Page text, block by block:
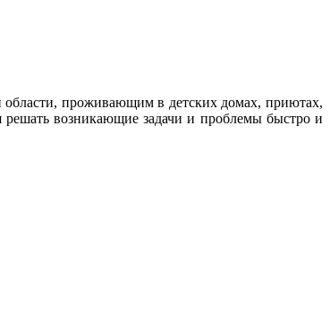
области, проживающим в детских домах, приютах,
возникающие задачи и проблемы быстро и